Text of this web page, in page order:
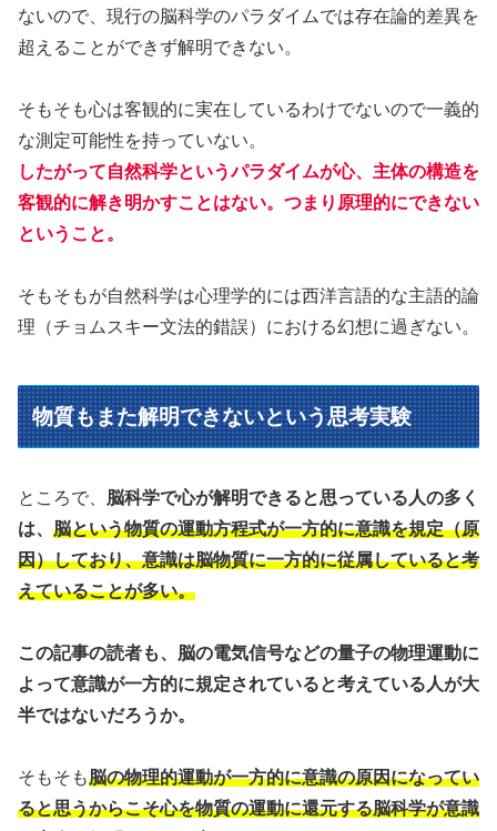
ないので、現行の脳科学のパラダイムでは存在論的差異を
超えることができず解明できない。
そもそも心は客観的に実在しているわけでないので一義的
な測定可能性を持っていない。
したがって自然科学というパラダイムが心、主体の構造を
客観的に解き明かすことはない。つまり原理的にできない
ということ。
そもそもが自然科学は心理学的には西洋言語的な主語的論
理（チョムスキー文法的錯誤）における幻想に過ぎない。
物質もまた解明できないという思考実験
ところで、 脳科学で心が解明できると思っている人の多く
は、 脳という物質の運動方程式が一方的に意識を規定（原
因）しており、意識は脳物質に一方的に従属していると考
えていることが多い。
この記事の読者も、脳の電気信号などの量子の物理運動に
よって意識が一方的に規定されていると考えている人が大
半ではないだろうか。
そもそも脳の物理的運動が一方的に意識の原因になってい
ると思うからこそ心を物質の運動に還元する脳科学が意識